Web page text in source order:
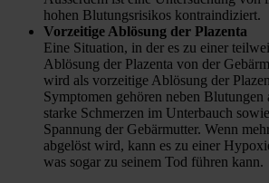
hohen Blutungsrisikos kontraindiziert.
Vorzeitige Ablösung der Plazenta
Eine Situation, in der es zu einer
Ablösung der Plazenta von der
wird als vorzeitige Ablösung der
Symptomen gehören neben Blutungen
starke Schmerzen im Unterbauch
Spannung der Gebärmutter. Wenn
abgelöst wird, kann es zu einer
was sogar zu seinem Tod führen kann.